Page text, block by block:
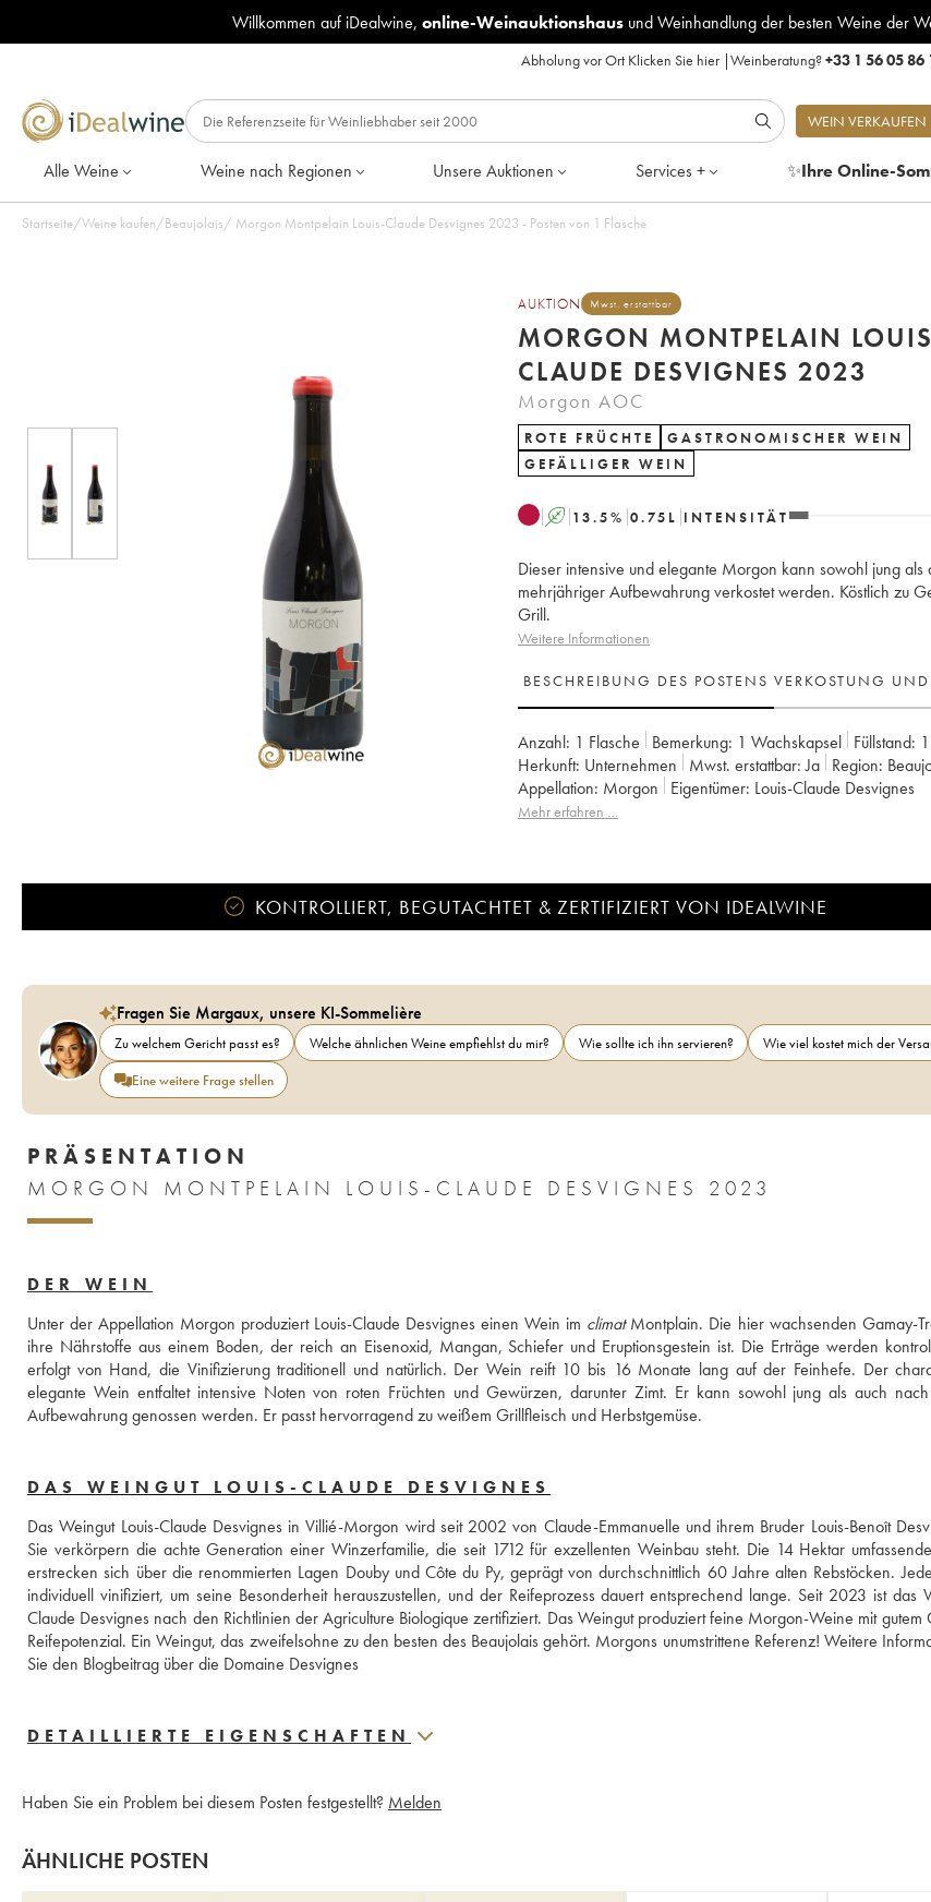
Willkommen auf iDealwine, online-Weinauktionshausund Weinhandlung der besten Weine der
Abholung vor Ort Klicken Sie hier|Weinberatung?+33 1 56 05 86
WEIN VERKAUFEN
Alle Weine Weine nach Regionen Unsere Auktionen Services + ✨Ihre Online-
Startseite/Weine kaufen/Beaujolais/ Morgon Montpelain Louis-Claude Desvignes 2023 - Posten von 1 Flasche
AUKTION Mwst. erstattbar
MORGON MONTPELAIN
CLAUDE DESVIGNES 2023
Morgon AOC
ROTE FRÜCHTE
GASTRONOMISCHER WEIN
GEFÄLLIGER WEIN
A 13.5% 0.75 L INTENSITÄT
Dieser intensive und elegante Morgon kann sowohl jung als
mehrjähriger Aufbewahrung verkostet werden. Köstlich zu
Grill.
Weitere Informationen
BESCHREIBUNG DES POSTENS VERKOSTUNG
Anzahl: 1 Flasche Bemerkung: 1 Wachskapsel Füllstand: 1
Herkunft:
unternehmen Mwst. erstattbar: ja Region:
Appellation:
Morgon Eigentümer: Louis-Claude Desvignes
Mehr erfahren …
KONTROLLIERT, BEGUTACHTET & ZERTIFIZIERT VON IDEALWINE
Fragen Sie Margaux, unsere KI-Sommelière
Zu welchem Gericht passt es? Welche ähnlichen Weine empfiehlst du mir? Wie sollte ich ihn servieren?
Wie viel kostet mich der
Eine weitere Frage stellen
PRÄSENTATION
MORGON MONTPELAIN LOUIS-CLAUDE DESVIGNES 2023
DER WEIN
Unter der Appellation Morgon produziert Louis-Claude Desvignes einen Wein im climat Montplain. Die hier wachsenden Gamay-
ihre Nährstoffe aus einem Boden, der reich an Eisenoxid, Mangan, Schiefer und Eruptionsgestein ist. Die Erträge werden
erfolgt von Hand, die Vinifizierung traditionell und natürlich. Der Wein reift 10 bis 16 Monate lang auf der Feinhefe. Der
elegante Wein entfaltet intensive Noten von roten Früchten und Gewürzen, darunter Zimt. Er kann sowohl jung als auch
Aufbewahrung genossen werden. Er passt hervorragend zu weißem Grillfleisch und Herbstgemüse.
DAS WEINGUT LOUIS-CLAUDE DESVIGNES
Das Weingut Louis-Claude Desvignes in Villié-Morgon wird seit 2002 von Claude-Emmanuelle und ihrem Bruder Louis-Benoît
Sie verkörpern die achte Generation einer Winzerfamilie, die seit 1712 für exzellenten Weinbau steht. Die 14 Hektar
erstrecken sich über die renommierten Lagen Douby und Côte du Py, geprägt von durchschnittlich 60 Jahre alten Rebstöcken.
individuell vinifiziert, um seine Besonderheit herauszustellen, und der Reifeprozess dauert entsprechend lange. Seit 2023 ist das
Claude Desvignes nach den Richtlinien der Agriculture Biologique zertifiziert. Das Weingut produziert feine Morgon-Weine mit gutem
Reifepotenzial. Ein Weingut, das zweifelsohne zu den besten des Beaujolais gehört. Morgons unumstrittene Referenz! Weitere
Sie den Blogbeitrag über die Domaine Desvignes
DETAILLIERTE EIGENSCHAFTEN
Haben Sie ein Problem bei diesem Posten festgestellt? Melden
ÄHNLICHE POSTEN